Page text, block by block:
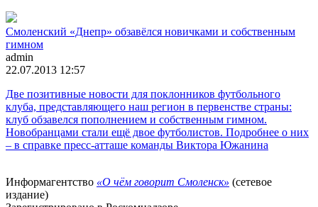
Смоленский «Днепр» обзавёлся новичками и собственным
гимном
admin
22.07.2013 12:57
Две позитивные новости для поклонников футбольного
клуба, представляющего наш регион в первенстве страны:
клуб обзавелся пополнением и собственным гимном.
Новобранцами стали ещё двое футболистов. Подробнее о них
– в справке пресс-атташе команды Виктора Южанина
Информагентство «О чём говорит Смоленск» (сетевое
издание)